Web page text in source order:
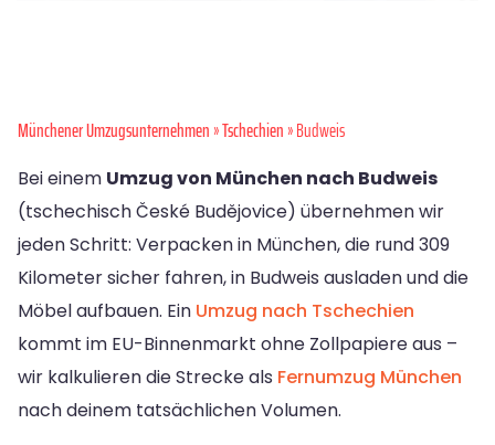
Münchener Umzugsunternehmen»Tschechien» Budweis
Bei einem Umzug von München nach Budweis
(tschechisch České Budějovice) übernehmen wir
jeden Schritt: Verpacken in München, die rund 309
Kilometer sicher fahren, in Budweis ausladen und die
Möbel aufbauen. Ein Umzug nach Tschechien
kommt im EU-Binnenmarkt ohne Zollpapiere aus –
wir kalkulieren die Strecke als Fernumzug München
nach deinem tatsächlichen Volumen.